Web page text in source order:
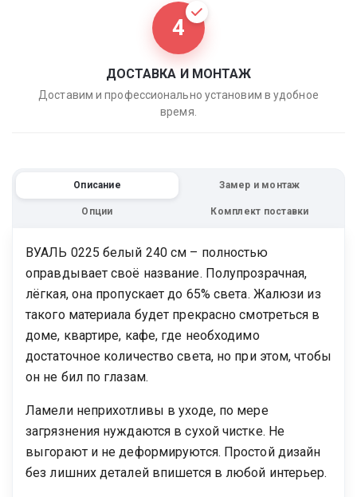
4
ДОСТАВКА И МОНТАЖ
Доставим и профессионально установим в удобное
время.
Описание Замер и монтаж
Опции Комплект поставки
ВУАЛЬ 0225 белый 240 см – полностью
оправдывает своё название. Полупрозрачная,
лёгкая, она пропускает до 65% света. Жалюзи из
такого материала будет прекрасно смотреться в
доме, квартире, кафе, где необходимо
достаточное количество света, но при этом, чтобы
он не бил по глазам.
Ламели неприхотливы в уходе, по мере
загрязнения нуждаются в сухой чистке. Не
выгорают и не деформируются. Простой дизайн
без лишних деталей впишется в любой интерьер.